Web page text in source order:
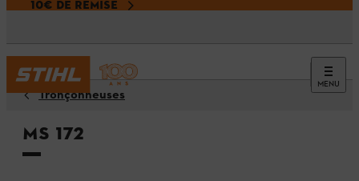
10€ DE REMISE
MENU
Tronçonneuses
MS 172